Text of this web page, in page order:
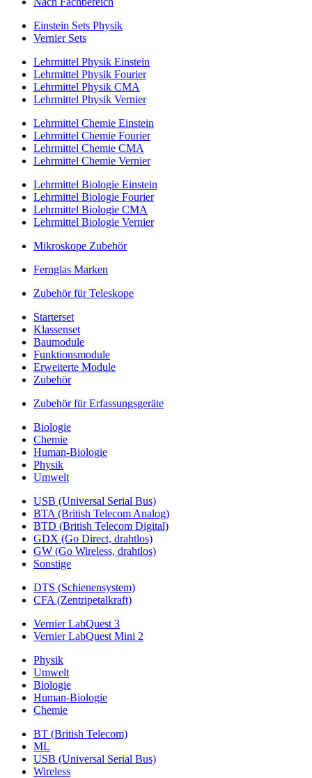
Einstein Sets Physik
Vernier Sets
Lehrmittel Physik Einstein
Lehrmittel Physik Fourier
Lehrmittel Physik CMA
Lehrmittel Physik Vernier
Lehrmittel Chemie Einstein
Lehrmittel Chemie Fourier
Lehrmittel Chemie CMA
Lehrmittel Chemie Vernier
Lehrmittel Biologie Einstein
Lehrmittel Biologie Fourier
Lehrmittel Biologie CMA
Lehrmittel Biologie Vernier
Mikroskope Zubehör
Fernglas Marken
Zubehör für Teleskope
Starterset
Klassenset
Baumodule
Funktionsmodule
Erweiterte Module
Zubehör
Zubehör für Erfassungsgeräte
Biologie
Chemie
Human-Biologie
Physik
Umwelt
USB (Universal Serial Bus)
BTA (British Telecom Analog)
BTD (British Telecom Digital)
GDX (Go Direct, drahtlos)
GW (Go Wireless, drahtlos)
Sonstige
DTS (Schienensystem)
CFA (Zentripetalkraft)
Vernier LabQuest 3
Vernier LabQuest Mini 2
Physik
Umwelt
Biologie
Human-Biologie
Chemie
BT (British Telecom)
ML
USB (Universal Serial Bus)
Wireless